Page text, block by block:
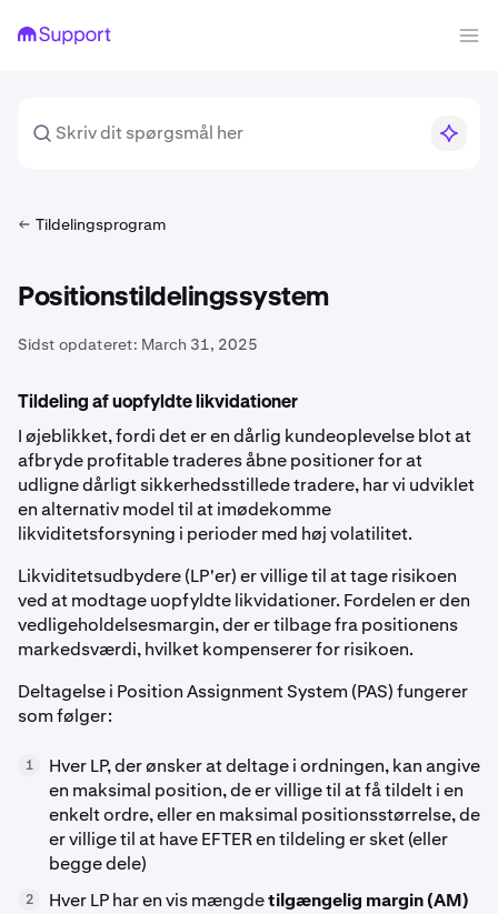
Tildelingsprogram
Positionstildelingssystem
Sidst opdateret: March 31, 2025
Tildeling af uopfyldte likvidationer
I øjeblikket, fordi det er en dårlig kundeoplevelse blot at
afbryde profitable traderes åbne positioner for at
udligne dårligt sikkerhedsstillede tradere, har vi udviklet
en alternativ model til at imødekomme
likviditetsforsyning i perioder med høj volatilitet.
Likviditetsudbydere (LP'er) er villige til at tage risikoen
ved at modtage uopfyldte likvidationer. Fordelen er den
vedligeholdelsesmargin, der er tilbage fra positionens
markedsværdi, hvilket kompenserer for risikoen.
Deltagelse i Position Assignment System (PAS) fungerer
som følger:
1
Hver LP, der ønsker at deltage i ordningen, kan angive
en maksimal position, de er villige til at få tildelt i en
enkelt ordre, eller en maksimal positionsstørrelse, de
er villige til at have EFTER en tildeling er sket (eller
begge dele)
2 Hver LP har en vis mængdetilgængelig margin (AM)